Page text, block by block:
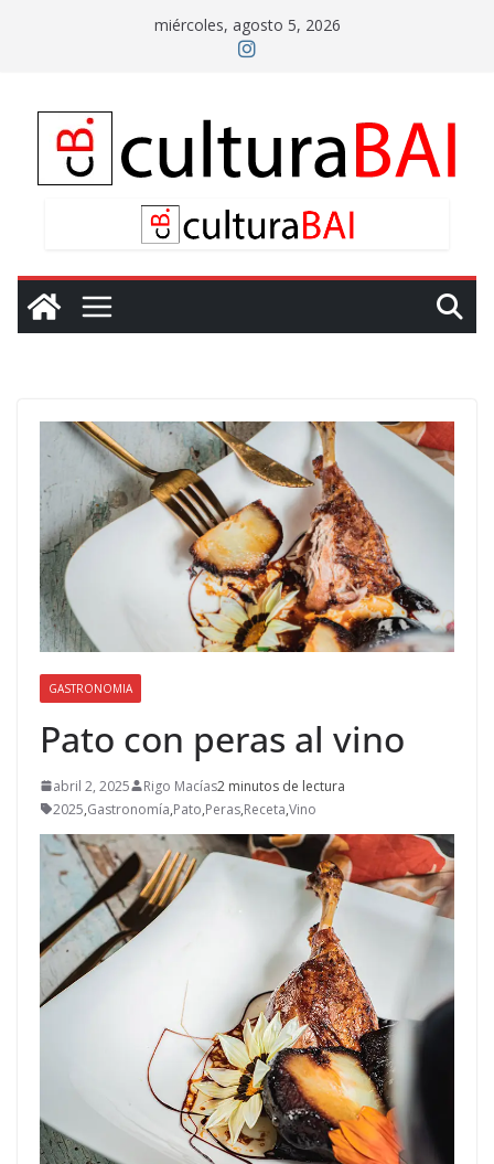
miércoles, agosto 5, 2026
GASTRONOMIA
Pato con peras al vino
abril 2, 2025 Rigo Macías2 minutos de lectura
2025,Gastronomía,Pato,Peras,Receta,Vino